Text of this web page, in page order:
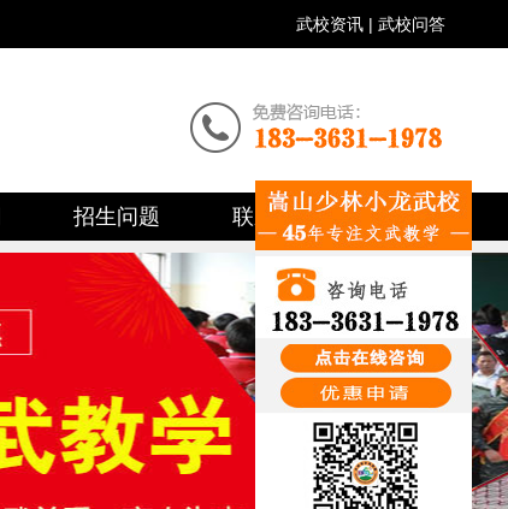
武校资讯 | 武校问答
招生问题 联系我们